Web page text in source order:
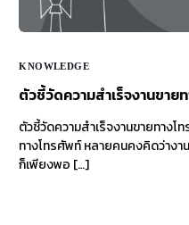
KNOWLEDGE
ตัวชี้วัดความสำเร็จงานขา
ตัวชี้วัดความสำเร็จงานขายทางโ
ทางโทรศัพท์ หลายคนคงคิดว่างา
ก็เพียงพอ […]